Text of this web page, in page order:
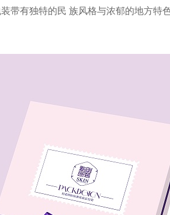
带有独特的民 族风格与浓郁的地方特